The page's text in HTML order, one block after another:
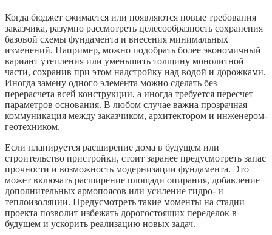
Когда бюджет сжимается или появляются новые требования
заказчика, разумно рассмотреть целесообразность сохранения
базовой схемы фундамента и внесения минимальных
изменений. Например, можно подобрать более экономичный
вариант утепления или уменьшить толщину монолитной
части, сохранив при этом надстройку над водой и дорожками.
Иногда замену одного элемента можно сделать без
перерасчета всей конструкции, а иногда требуется пересчет
параметров основания. В любом случае важна прозрачная
коммуникация между заказчиком, архитектором и инженером-
геотехником.
Если планируется расширение дома в будущем или
строительство пристройки, стоит заранее предусмотреть запас
прочности и возможность модернизации фундамента. Это
может включать расширение площади опирания, добавление
дополнительных армопоясов или усиление гидро- и
теплоизоляции. Предусмотреть такие моменты на стадии
проекта позволит избежать дорогостоящих переделок в
будущем и ускорить реализацию новых задач.